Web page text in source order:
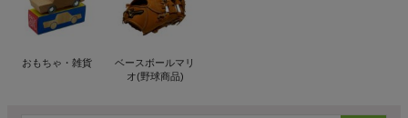
おもちゃ・雑貨
ベースボールマリ
オ(野球商品)